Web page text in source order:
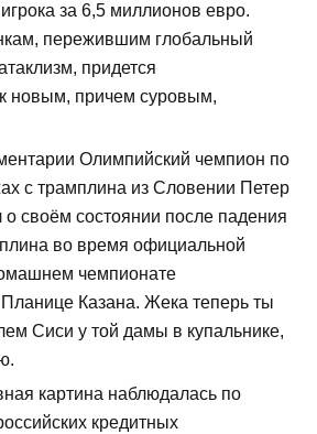
за 6,5 миллионов евро.
пережившим глобальный
придется
новым, причем суровым,
Олимпийский чемпион по
с трамплина из Словении Петер
о своём состоянии после падения
во время официальной
чемпионате
Казана. Жека теперь ты
Сиси у той дамы в купальнике,
картина наблюдалась по
кредитных